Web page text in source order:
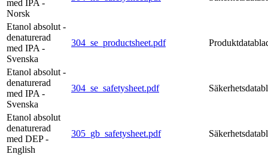
med IPA -
Norsk
Etanol absolut -
denaturerad
med IPA -
Svenska
304_se_productsheet.pdf
Etanol absolut -
denaturerad
med IPA -
Svenska
304_se_safetysheet.pdf
Etanol absolut
denaturerad
med DEP -
English
305_gb_safetysheet.pdf